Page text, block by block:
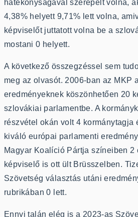
hatékonyságával szerepelt volna,
4,38% helyett 9,71% lett volna,
képviselőt juttatott volna be a
mostani 0 helyett.
A következő összegzéssel sem
meg az olvasót. 2006-ban az MKP
eredményeknek köszönhetően 20
szlovákiai parlamentbe. A
részvétel okán volt 4 kormánytagja
kiváló európai parlamenti
Magyar Koalíció Pártja színeiben 2
képviselő is ott ült Brüsszelben.
Szövetség választás utáni
rubrikában 0 lett.
Ennyi talán elég is a 2023-as